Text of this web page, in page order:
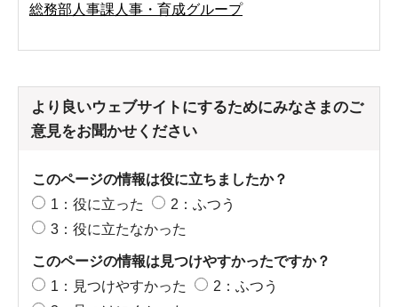
総務部人事課人事・育成グループ
より良いウェブサイトにするためにみなさまのご
意見をお聞かせください
このページの情報は役に立ちましたか？
1：役に立った
2：ふつう
3：役に立たなかった
このページの情報は見つけやすかったですか？
1：見つけやすかった
2：ふつう